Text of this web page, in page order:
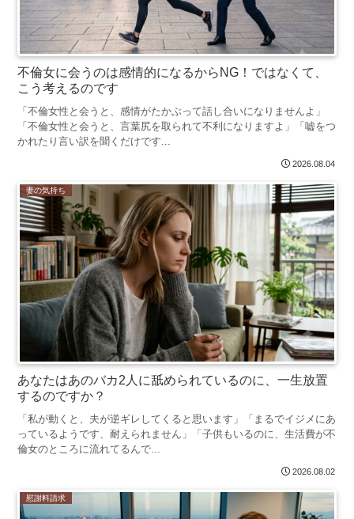
不倫女に会うのは感情的になるからNG！ではなくて、
こう考えるのです
「不倫女性と会うと、感情がたかぶって話し合いになりませんよ」
「不倫女性と会うと、言葉尻を取られて不利になりますよ」「嘘をつ
かれたり言い訳を聞くだけです...
2026.08.04
妻の気持ち
あなたはあのバカ2人に舐められているのに、一生放置
するのですか？
「私が動くと、夫が逆ギレしてくると思います」「まるでイジメにあ
っているようです、耐えられません」「子供もいるのに、生活費が不
倫女のところに流れてるんで...
2026.08.02
慰謝料請求